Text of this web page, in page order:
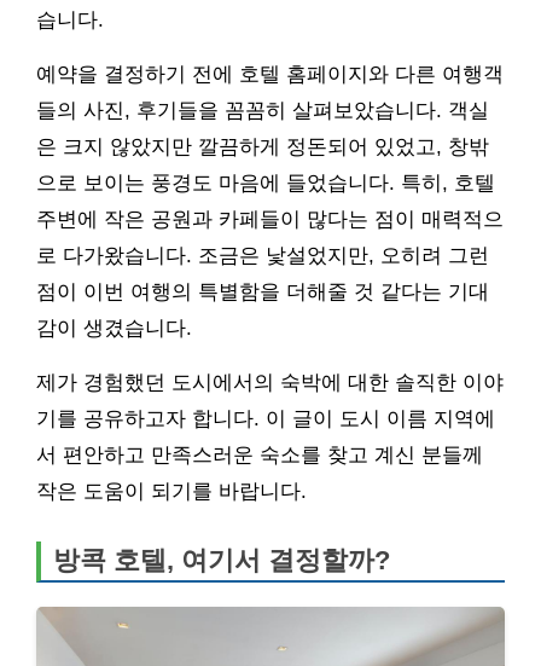
습니다.
예약을 결정하기 전에 호텔 홈페이지와 다른 여행객
들의 사진, 후기들을 꼼꼼히 살펴보았습니다. 객실
은 크지 않았지만 깔끔하게 정돈되어 있었고, 창밖
으로 보이는 풍경도 마음에 들었습니다. 특히, 호텔
주변에 작은 공원과 카페들이 많다는 점이 매력적으
로 다가왔습니다. 조금은 낯설었지만, 오히려 그런
점이 이번 여행의 특별함을 더해줄 것 같다는 기대
감이 생겼습니다.
제가 경험했던 도시에서의 숙박에 대한 솔직한 이야
기를 공유하고자 합니다. 이 글이 도시 이름 지역에
서 편안하고 만족스러운 숙소를 찾고 계신 분들께
작은 도움이 되기를 바랍니다.
방콕 호텔, 여기서 결정할까?